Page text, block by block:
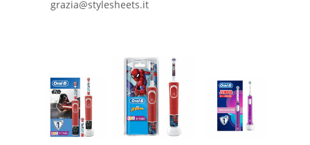
grazia@stylesheets.it